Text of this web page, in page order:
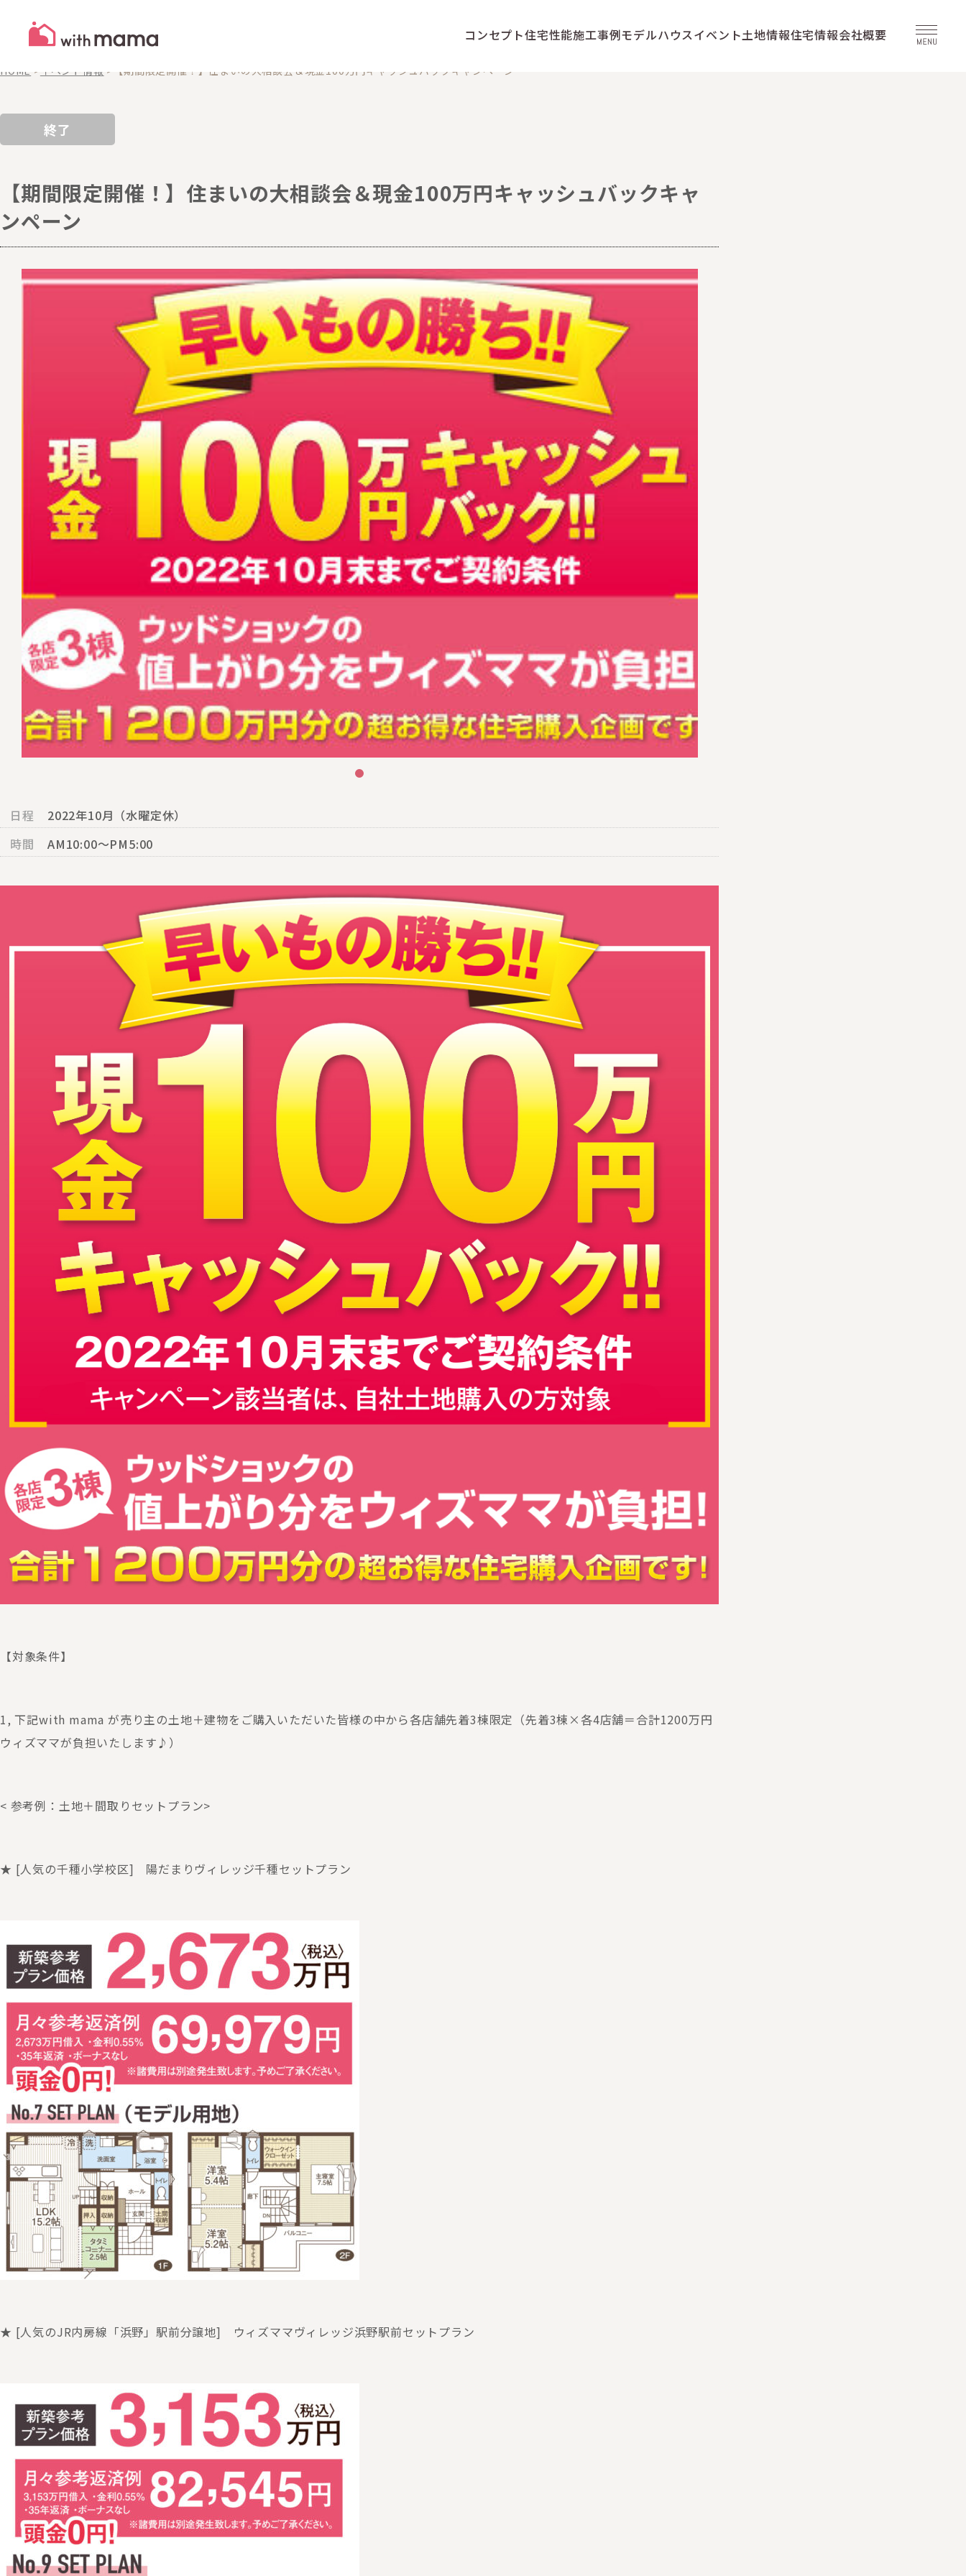
コンセプト住宅性能施工事例モデルハウスイベント土地情報住宅情報会社概要
EVENTS
HOME > イベント情報 > 【期間限定開催！】住まいの大相談会＆現金100万円キャッシュバックキャンペーン
終了
【期間限定開催！】住まいの大相談会＆現金100万円キャッシュバックキャ
ンペーン
日程
2022年10月（水曜定休）
時間
AM10:00〜PM5:00
【対象条件】
1, 下記with mama が売り主の土地＋建物をご購入いただいた皆様の中から各店舗先着3棟限定（先着3棟×各4店舗＝合計1200万円
ウィズママが負担いたします♪）
< 参考例：土地＋間取りセットプラン>
★ [人気の千種小学校区] 陽だまりヴィレッジ千種セットプラン
★ [人気のJR内房線「浜野」駅前分譲地] ウィズママヴィレッジ浜野駅前セットプラン